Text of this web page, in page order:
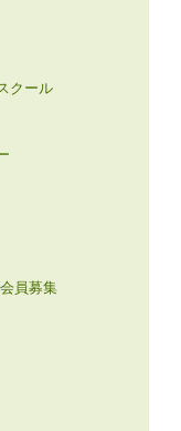
クール
員募集